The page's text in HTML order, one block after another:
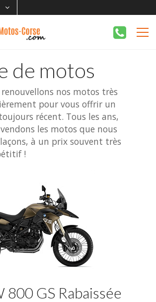
de motos
renouvellons nos motos très
pour vous offrir un
récent. Tous les ans,
les motos que nous
à un prix souvent très
!
800 GS Rabaissée